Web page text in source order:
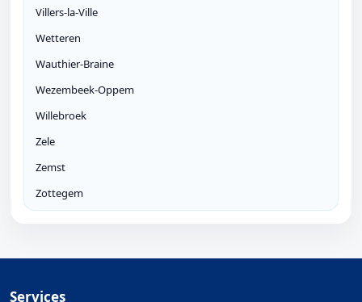
Villers-la-Ville
Wetteren
Wauthier-Braine
Wezembeek-Oppem
Willebroek
Zele
Zemst
Zottegem
Services